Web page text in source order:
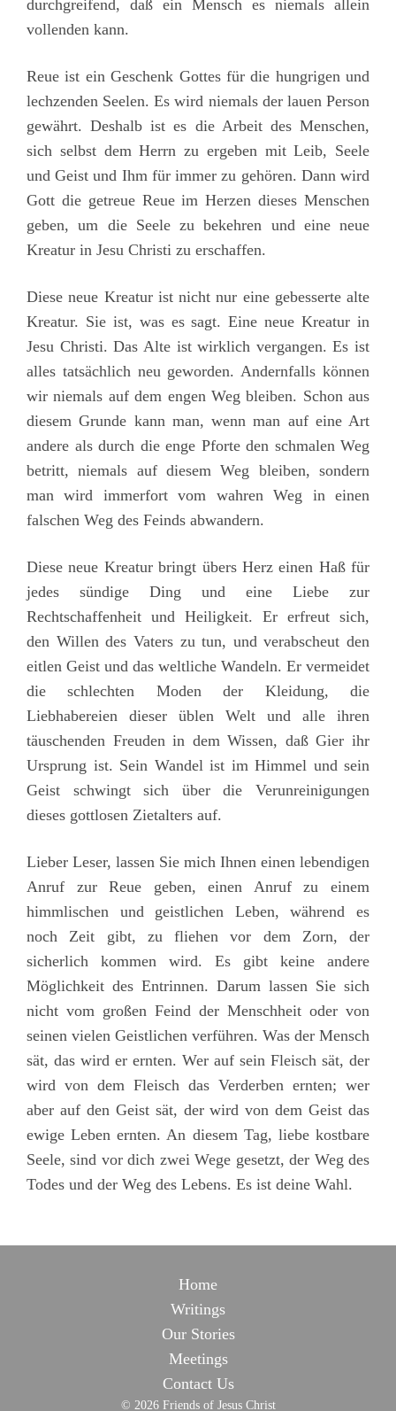
durchgreifend, daß ein Mensch es niemals allein
vollenden kann.
Reue ist ein Geschenk Gottes für die hungrigen und
lechzenden Seelen. Es wird niemals der lauen Person
gewährt. Deshalb ist es die Arbeit des Menschen,
sich selbst dem Herrn zu ergeben mit Leib, Seele
und Geist und Ihm für immer zu gehören. Dann wird
Gott die getreue Reue im Herzen dieses Menschen
geben, um die Seele zu bekehren und eine neue
Kreatur in Jesu Christi zu erschaffen.
Diese neue Kreatur ist nicht nur eine gebesserte alte
Kreatur. Sie ist, was es sagt. Eine neue Kreatur in
Jesu Christi. Das Alte ist wirklich vergangen. Es ist
alles tatsächlich neu geworden. Andernfalls können
wir niemals auf dem engen Weg bleiben. Schon aus
diesem Grunde kann man, wenn man auf eine Art
andere als durch die enge Pforte den schmalen Weg
betritt, niemals auf diesem Weg bleiben, sondern
man wird immerfort vom wahren Weg in einen
falschen Weg des Feinds abwandern.
Diese neue Kreatur bringt übers Herz einen Haß für
jedes sündige Ding und eine Liebe zur
Rechtschaffenheit und Heiligkeit. Er erfreut sich,
den Willen des Vaters zu tun, und verabscheut den
eitlen Geist und das weltliche Wandeln. Er vermeidet
die schlechten Moden der Kleidung, die
Liebhabereien dieser üblen Welt und alle ihren
täuschenden Freuden in dem Wissen, daß Gier ihr
Ursprung ist. Sein Wandel ist im Himmel und sein
Geist schwingt sich über die Verunreinigungen
dieses gottlosen Zietalters auf.
Lieber Leser, lassen Sie mich Ihnen einen lebendigen
Anruf zur Reue geben, einen Anruf zu einem
himmlischen und geistlichen Leben, während es
noch Zeit gibt, zu fliehen vor dem Zorn, der
sicherlich kommen wird. Es gibt keine andere
Möglichkeit des Entrinnen. Darum lassen Sie sich
nicht vom großen Feind der Menschheit oder von
seinen vielen Geistlichen verführen. Was der Mensch
sät, das wird er ernten. Wer auf sein Fleisch sät, der
wird von dem Fleisch das Verderben ernten; wer
aber auf den Geist sät, der wird von dem Geist das
ewige Leben ernten. An diesem Tag, liebe kostbare
Seele, sind vor dich zwei Wege gesetzt, der Weg des
Todes und der Weg des Lebens. Es ist deine Wahl.
Home
Writings
Our Stories
Meetings
Contact Us
© 2026 Friends of Jesus Christ